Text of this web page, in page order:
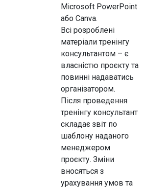
Microsoft PowerPoint
або Canva.
Всі розроблені
матеріали тренінгу
консультантом – є
власністю проєкту та
повинні надаватись
організатором.
Після проведення
тренінгу консультант
складає звіт по
шаблону наданого
менеджером
проєкту. Зміни
вносяться з
урахування умов та